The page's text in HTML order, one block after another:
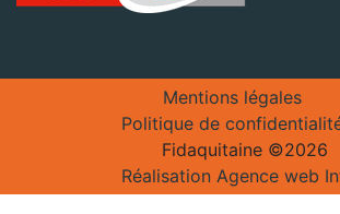
Mentions légales
Politique de
Fidaquitaine ©2026
Réalisation Agence web